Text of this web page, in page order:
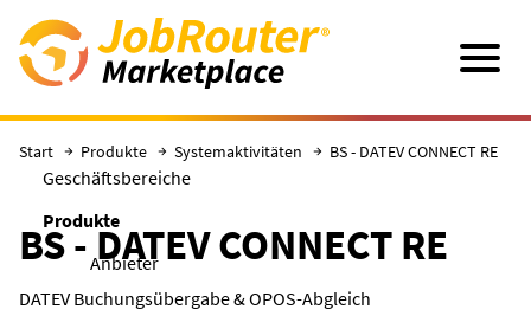
Direkt zum Hauptinhalt
Geschäftsbereiche
Produkte
Anbieter
Start Produkte Systemaktivitäten BS - DATEV CONNECT RE
BS - DATEV CONNECT RE
DATEV Buchungsübergabe & OPOS-Abgleich